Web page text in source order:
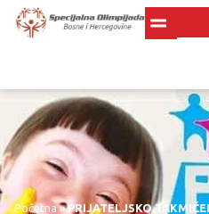
Početna»PRIJATELJSKO